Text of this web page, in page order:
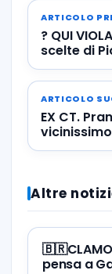
ARTICOLO
? QUI
scelte di
ARTICOLO
EX CT.
Altre
pensa a